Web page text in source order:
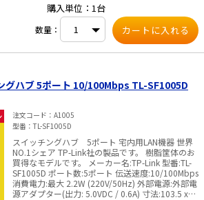
リソース CD ラバー フィート 認証:FCC、CE、
RoHs ※管理画面は英語表記となります ✅TP-Link
社製品についてのご注意：予めご了承ください。
メーカーの都合により、商品改良のため仕様、外
観は予告なく変更する場合があります。新仕様の
購入単位：1台
数量：
グハブ 5ポート 10/100Mbps TL-SF1005D
注文コード
A1005
型番
TL-SF1005D
スイッチングハブ 5ポート 宅内用LAN機器 世界
NO.1シェア TP-Link社の製品です。 樹脂筐体のお
買得なモデルです。 メーカー名:TP-Link 型番:TL-
SF1005D ポート数:5ポート 伝送速度:10/100Mbps
消費電力:最大 2.2W (220V/50Hz) 外部電源:外部電
源アダプター(出力: 5.0VDC / 0.6A) 寸法:103.5 x